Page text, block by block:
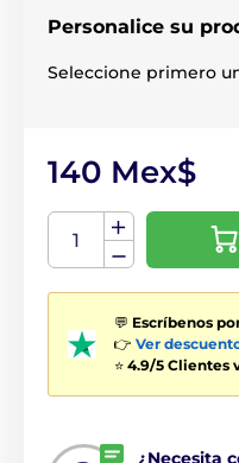
Personalice su
Seleccione primero
140 Mex$
💬 Escríbenos
👉 Ver
⭐ 4.9/5 Clientes
¿Necesita